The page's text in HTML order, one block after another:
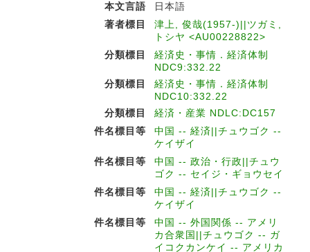
本文言語
日本語
著者標目
津上, 俊哉(1957-)||ツガミ,
トシヤ <AU00228822>
分類標目
経済史・事情．経済体制
NDC9:332.22
分類標目
経済史・事情．経済体制
NDC10:332.22
分類標目
経済・産業 NDLC:DC157
件名標目等
中国 -- 経済||チュウゴク --
ケイザイ
件名標目等
中国 -- 政治・行政||チュウ
ゴク -- セイジ・ギョウセイ
件名標目等
中国 -- 経済||チュウゴク --
ケイザイ
件名標目等
中国 -- 外国関係 -- アメリ
カ合衆国||チュウゴク -- ガ
イコクカンケイ -- アメリカ